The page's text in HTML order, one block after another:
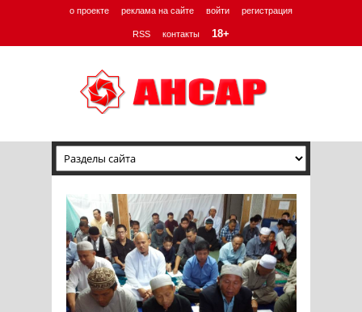
о проекте реклама на сайте войти регистрация
RSS контакты 18+